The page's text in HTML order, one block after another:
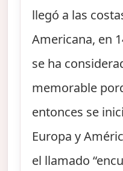
llegó a las
Americana, en
se ha
memorable
entonces se
Europa y
el llamado